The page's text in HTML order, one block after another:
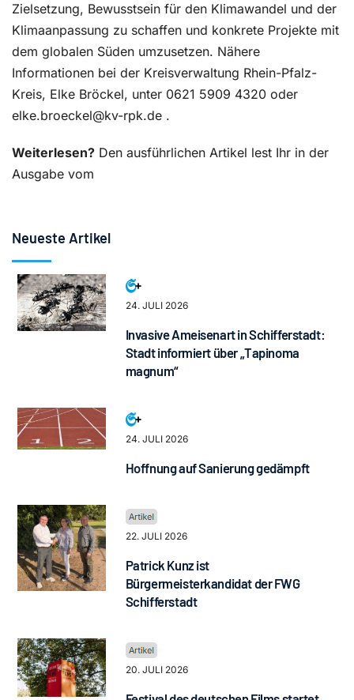
Zielsetzung, Bewusstsein für den Klimawandel und der
Klimaanpassung zu schaffen und konkrete Projekte mit
dem globalen Süden umzusetzen. Nähere
Informationen bei der Kreisverwaltung Rhein-Pfalz-
Kreis, Elke Bröckel, unter 0621 5909 4320 oder
elke.broeckel@kv-rpk.de .
Weiterlesen? Den ausführlichen Artikel lest Ihr in der
Ausgabe vom
Neueste Artikel
24. JULI 2026
Invasive Ameisenart in Schifferstadt:
Stadt informiert über „Tapinoma
magnum“
24. JULI 2026
Hoffnung auf Sanierung gedämpft
22. JULI 2026
Patrick Kunz ist
Bürgermeisterkandidat der FWG
Schifferstadt
20. JULI 2026